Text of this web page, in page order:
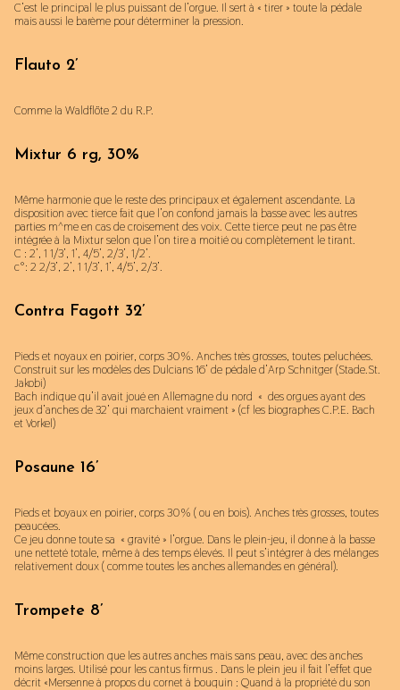
C’est le principal le plus puissant de l’orgue. Il sert à « tirer » toute la pédale
mais aussi le barème pour déterminer la pression.
Flauto 2’
Comme la Waldflöte 2 du R.P.
Mixtur 6 rg, 30%
Même harmonie que le reste des principaux et également ascendante. La
disposition avec tierce fait que l’on confond jamais la basse avec les autres
parties m^me en cas de croisement des voix. Cette tierce peut ne pas être
intégrée à la Mixtur selon que l’on tire a moitié ou complètement le tirant.
C : 2’, 1 1/3’, 1’, 4/5’, 2/3’, 1/2’.
c°: 2 2/3’, 2’, 1 1/3’, 1’, 4/5’, 2/3’.
Contra Fagott 32’
Pieds et noyaux en poirier, corps 30%. Anches très grosses, toutes peluchées.
Construit sur les modèles des Dulcians 16’ de pédale d’Arp Schnitger (Stade.St.
Jakobi)
Bach indique qu’il avait joué en Allemagne du nord « des orgues ayant des
jeux d’anches de 32’ qui marchaient vraiment » (cf les biographes C.P.E. Bach
et Vorkel)
Posaune 16’
Pieds et boyaux en poirier, corps 30% ( ou en bois). Anches très grosses, toutes
peaucées.
Ce jeu donne toute sa « gravité » l’orgue. Dans le plein-jeu, il donne à la basse
une netteté totale, même à des temps élevés. Il peut s’intégrer à des mélanges
relativement doux ( comme toutes les anches allemandes en général).
Trompete 8’
Même construction que les autres anches mais sans peau, avec des anches
moins larges. Utilisé pour les cantus firmus . Dans le plein jeu il fait l’effet que
décrit «Mersenne à propos du cornet à bouquin : Quand à la propriété du son